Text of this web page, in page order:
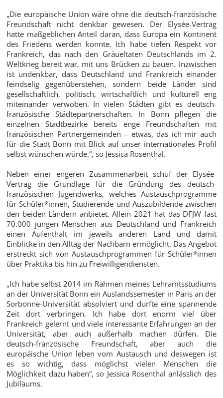
„Die europäische Union wäre ohne die deutsch-französische
Freundschaft nicht denkbar gewesen. Der Elysée-Vertrag
hatte maßgeblichen Anteil daran, dass Europa ein Kontinent
des Friedens werden konnte. Ich habe tiefen Respekt vor
Frankreich, das nach den Gräueltaten Deutschlands im 2.
Weltkrieg bereit war, mit uns Brücken zu bauen. Inzwischen
ist undenkbar, dass Deutschland und Frankreich einander
feindselig gegenüberstehen, sondern beide Länder sind
gesellschaftlich, politisch, wirtschaftlich und kulturell eng
miteinander verwoben. In vielen Städten gibt es deutsch-
französische Städtepartnerschaften. In Bonn pflegen die
einzelnen Stadtbezirke bereits enge Freundschaften mit
französischen Partnergemeinden – etwas, das ich mir auch
für die Stadt Bonn mit Blick auf unser internationales Profil
selbst wünschen würde.“, so Jessica Rosenthal.
Neben einer engeren Zusammenarbeit schuf der Elysée-
Vertrag die Grundlage für die Gründung des deutsch-
französischen Jugendwerks, welches Austauschprogramme
für Schüler*innen, Studierende und Auszubildende zwischen
den beiden Ländern anbietet. Allein 2021 hat das DFJW fast
70.000 jungen Menschen aus Deutschland und Frankreich
einen Aufenthalt im jeweils anderen Land und damit
Einblicke in den Alltag der Nachbarn ermöglicht. Das Angebot
erstreckt sich von Austauschprogrammen für Schüler*innen
über Praktika bis hin zu Freiwilligendiensten.
„Ich habe selbst 2014 im Rahmen meines Lehramtsstudiums
an der Universität Bonn ein Auslandssemester in Paris an der
Sorbonne-Universität absolviert und durfte eine spannende
Zeit dort verbringen. Ich habe dort enorm viel über
Frankreich gelernt und viele interessante Erfahrungen an der
Universität, aber auch außerhalb machen dürfen. Die
deutsch-französische Freundschaft, aber auch die
europäische Union leben vom Austausch und deswegen ist
es so wichtig, dass möglichst vielen Menschen die
Möglichkeit dazu haben“, so Jessica Rosenthal anlässlich des
Jubiläums.